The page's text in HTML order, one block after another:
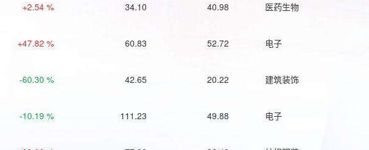
+2.54 % 34.10 40.98 医药生物
+47.82 % 60.83 52.72 电子
-60.30 % 42.65 20.22 建筑装饰
-10.19 % 111.23 49.88 电子